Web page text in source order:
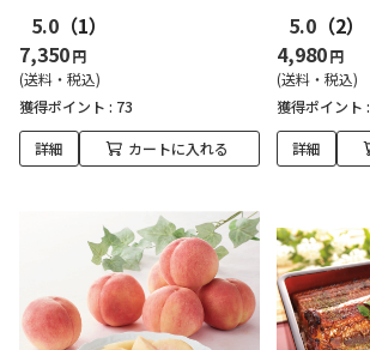
5.0 （1）
7,350円
(送料・税込)
獲得ポイント : 73
詳細 カートに入れる
5.0 （2）
4,980円
(送料・税込)
獲得ポイント :
詳細